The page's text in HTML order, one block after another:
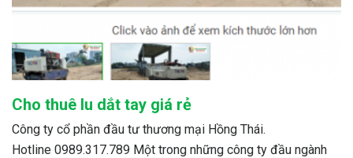
Cho thuê lu dắt tay giá rẻ
Công ty cổ phần đầu tư thương mại Hồng Thái.
Hotline 0989.317.789 Một trong những công ty đầu ngành